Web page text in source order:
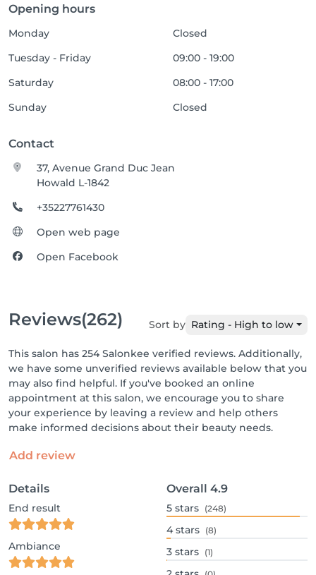
Opening hours
Monday
Closed
Tuesday - Friday
09:00 - 19:00
Saturday
08:00 - 17:00
Sunday
Closed
Contact
37, Avenue Grand Duc Jean
Howald L-1842
+35227761430
Open web page
Open Facebook
Reviews(262) Sort by Rating - High to low
This salon has 254 Salonkee verified reviews. Additionally,
we have some unverified reviews available below that you
may also find helpful. If you've booked an online
appointment at this salon, we encourage you to share
your experience by leaving a review and help others
make informed decisions about their beauty needs.
Add review
Details
End result
Ambiance
Overall 4.9
5 stars (248)
4 stars (8)
3 stars (1)